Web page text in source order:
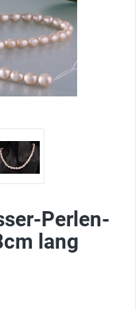
Perlen-
lang